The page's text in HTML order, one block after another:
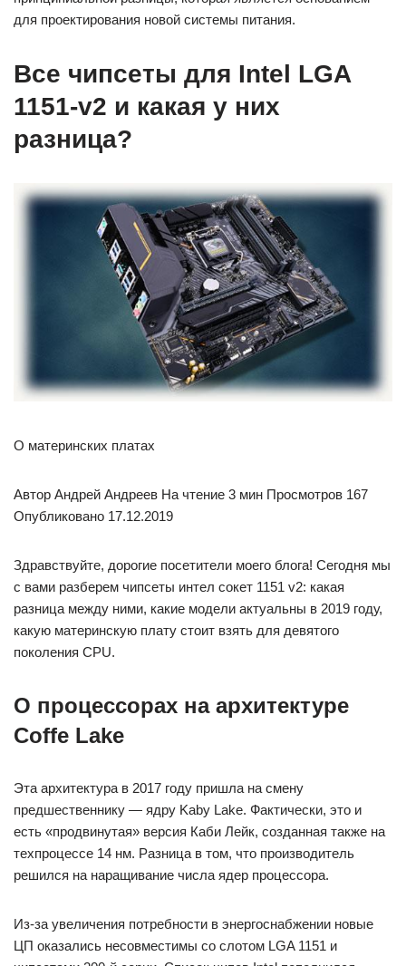
для проектирования новой системы питания.
Все чипсеты для Intel LGA
1151-v2 и какая у них
разница?
О материнских платах
Автор Андрей Андреев На чтение 3 мин Просмотров 167
Опубликовано 17.12.2019
Здравствуйте, дорогие посетители моего блога! Сегодня мы
с вами разберем чипсеты интел сокет 1151 v2: какая
разница между ними, какие модели актуальны в 2019 году,
какую материнскую плату стоит взять для девятого
поколения CPU.
О процессорах на архитектуре
Coffe Lake
Эта архитектура в 2017 году пришла на смену
предшественнику — ядру Kaby Lake. Фактически, это и
есть «продвинутая» версия Каби Лейк, созданная также на
техпроцессе 14 нм. Разница в том, что производитель
решился на наращивание числа ядер процессора.
Из-за увеличения потребности в энергоснабжении новые
ЦП оказались несовместимы со слотом LGA 1151 и